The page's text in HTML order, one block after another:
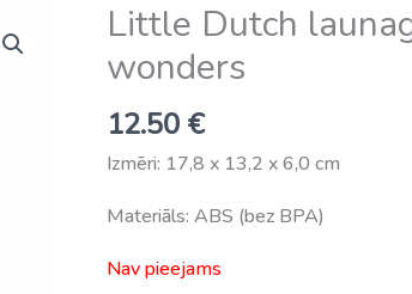
Little Dutch
wonders
12.50 €
Izmēri: 17,8 x 13,2 x 6,0 cm
Materiāls: ABS (bez BPA)
Nav pieejams